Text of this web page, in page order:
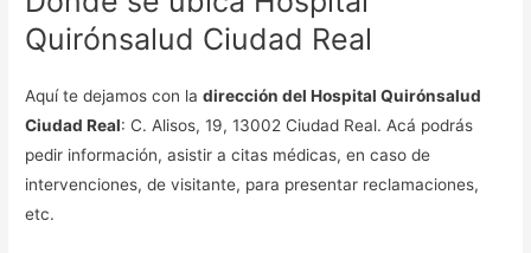
Quirónsalud Ciudad Real
Aquí te dejamos con ladirección del Hospital Quirónsalud
Ciudad Real: C. Alisos, 19, 13002 Ciudad Real. Acá podrás
pedir información, asistir a citas médicas, en caso de
intervenciones, de visitante, para presentar reclamaciones,
etc.